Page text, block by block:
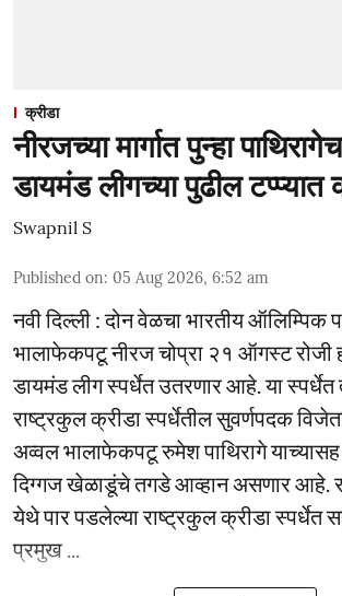
क्रीडा
नीरजच्या मार्गात पुन्हा
डायमंड लीगच्या पुढील टप्प्यात
Swapnil S
Published on: 05 Aug 2026, 6:52 am
नवी दिल्ली : दोन वेळचा भारतीय ऑलिम्पिक
भालाफेकपटू नीरज चोप्रा २१ ऑगस्ट रोजी
डायमंड लीग स्पर्धेत उतरणार आहे. या स्पर्धेत
राष्ट्रकुल क्रीडा स्पर्धेतील सुवर्णपदक
अव्वल भालाफेकपटू रुमेश पाथिरागे
दिग्गज खेळाडूंचे तगडे आव्हान असणार आहे.
येथे पार पडलेल्या राष्ट्रकुल क्रीडा स्पर्धेत
प्रमुख ...